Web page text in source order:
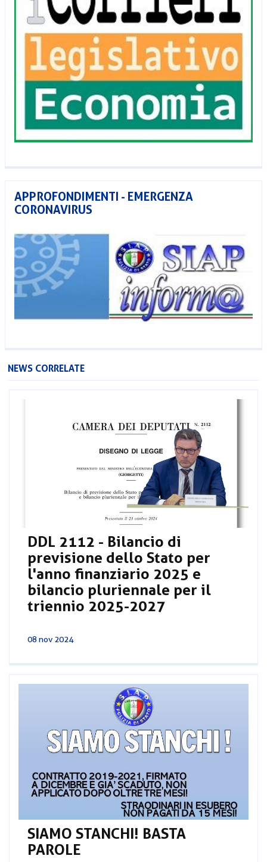
APPROFONDIMENTI - EMERGENZA
CORONAVIRUS
NEWS CORRELATE
DDL 2112 - Bilancio di
previsione dello Stato per
l'anno finanziario 2025 e
bilancio pluriennale per il
triennio 2025-2027
08 nov 2024
SIAMO STANCHI! BASTA
PAROLE